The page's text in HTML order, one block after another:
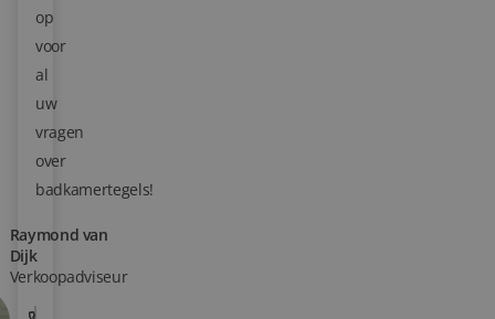
Reviews
Contact
op
voor
al
uw
vragen
over
badkamertegels!
Raymond van
Dijk
Verkoopadviseur